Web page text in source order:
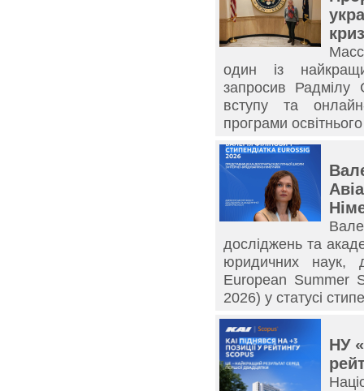
криз
один із
запросив Радмілу
вступу та
програми
досліджень та
юридичних наук,
European Summer
2026) у статусі
НУ